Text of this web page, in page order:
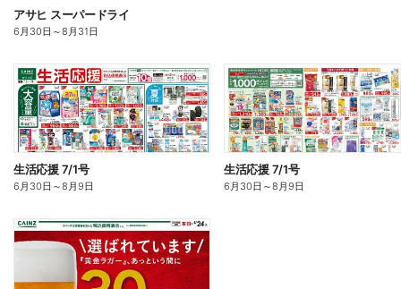
アサヒ スーパードライ
6月30日 ～8月31日
生活応援 7/1号
6月30日 ～8月9日
生活応援 7/1号
6月30日 ～8月9日